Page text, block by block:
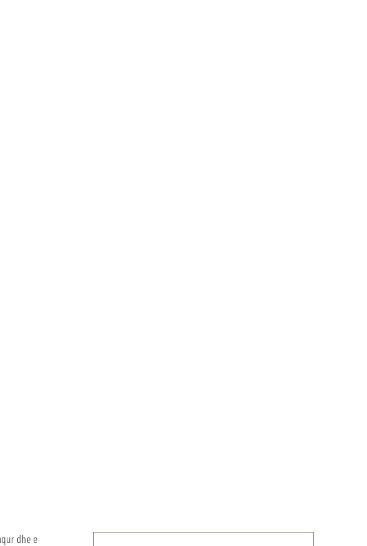
dhe e